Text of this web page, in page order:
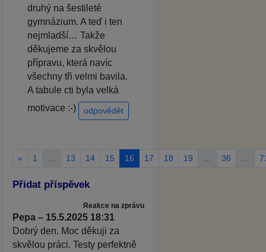
druhý na šestileté
gymnázium. A teď i ten
nejmladší… Takže
děkujeme za skvělou
přípravu, která navíc
všechny tři velmi bavila.
A tabule cti byla velká
motivace :-)
odpovědět
« 1 13 14 15 16 17 18 19 36
Přidat příspěvek
Reakce na zprávu
Pepa – 15.5.2025 18:31
Dobrý den. Moc děkuji za
skvělou práci. Testy perfektně